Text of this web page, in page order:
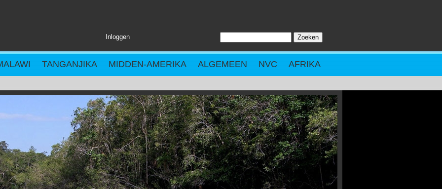
Inloggen
ZOEKVELD
TANGANJIKA MIDDEN-AMERIKA ALGEMEEN NVC AFRIKA